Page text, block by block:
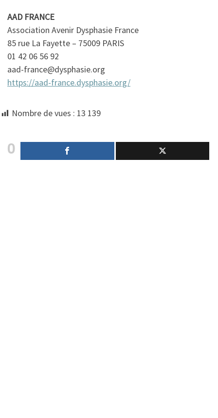
AAD FRANCE
Association Avenir Dysphasie France
85 rue La Fayette – 75009 PARIS
01 42 06 56 92
aad-france@dysphasie.org
https://aad-france.dysphasie.org/
Nombre de vues : 13 139
0